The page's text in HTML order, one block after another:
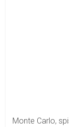
Monte Carlo,